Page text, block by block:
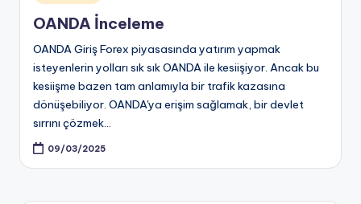
in
OANDA İnceleme
OANDA Giriş Forex piyasasında yatırım yapmak
isteyenlerin yolları sık sık OANDA ile kesiişiyor. Ancak bu
kesiişme bazen tam anlamıyla bir trafik kazasına
dönüşebiliyor. OANDA'ya erişim sağlamak, bir devlet
sırrını çözmek…
09/03/2025